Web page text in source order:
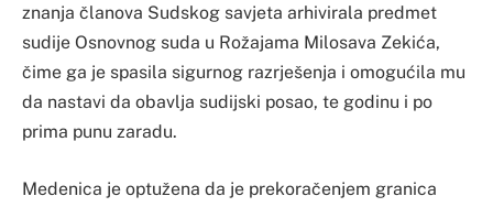
znanja članova Sudskog savjeta arhivirala predmet
sudije Osnovnog suda u Rožajama Milosava Zekića,
čime ga je spasila sigurnog razrješenja i omogućila mu
da nastavi da obavlja sudijski posao, te godinu i po
prima punu zaradu.
Medenica je optužena da je prekoračenjem granica